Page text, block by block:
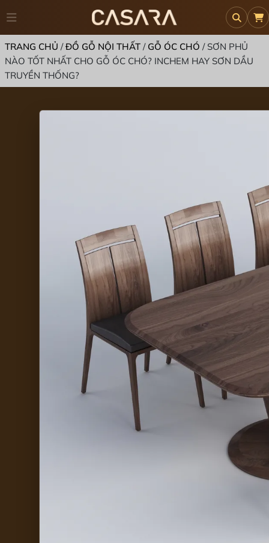
TRANG CHỦ /ĐỒ GỖ NỘI THẤT/ GỖ ÓC CHÓ / SƠN PHỦ
NÀO TỐT NHẤT CHO GỖ ÓC CHÓ? INCHEM HAY SƠN DẦU
TRUYỀN THỐNG?